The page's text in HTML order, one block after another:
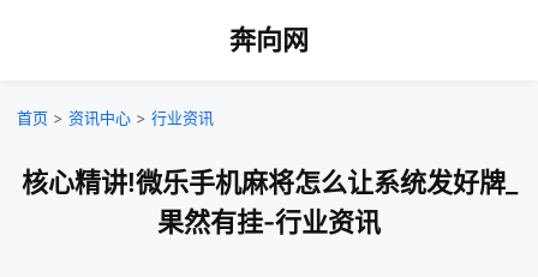
奔向网
首页 > 资讯中心 > 行业资讯
核心精讲!微乐手机麻将怎么让系统发好牌_
果然有挂-行业资讯